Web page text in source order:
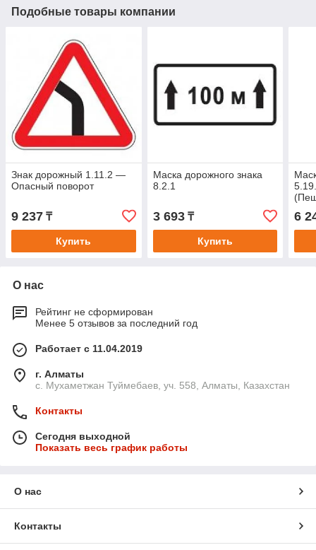
Подобные товары компании
Знак дорожный 1.11.2 —
Опасный поворот
9 237 ₸
Купить
Маска дорожного знака
8.2.1
3 693₸
Купить
6
О нас
Рейтинг не сформирован
Менее 5 отзывов за последний год
Работает с 11.04.2019
г. Алматы
с. Мухаметжан Туймебаев, уч. 558, Алматы, Казахстан
Контакты
Сегодня выходной
Показать весь график работы
О нас
Контакты